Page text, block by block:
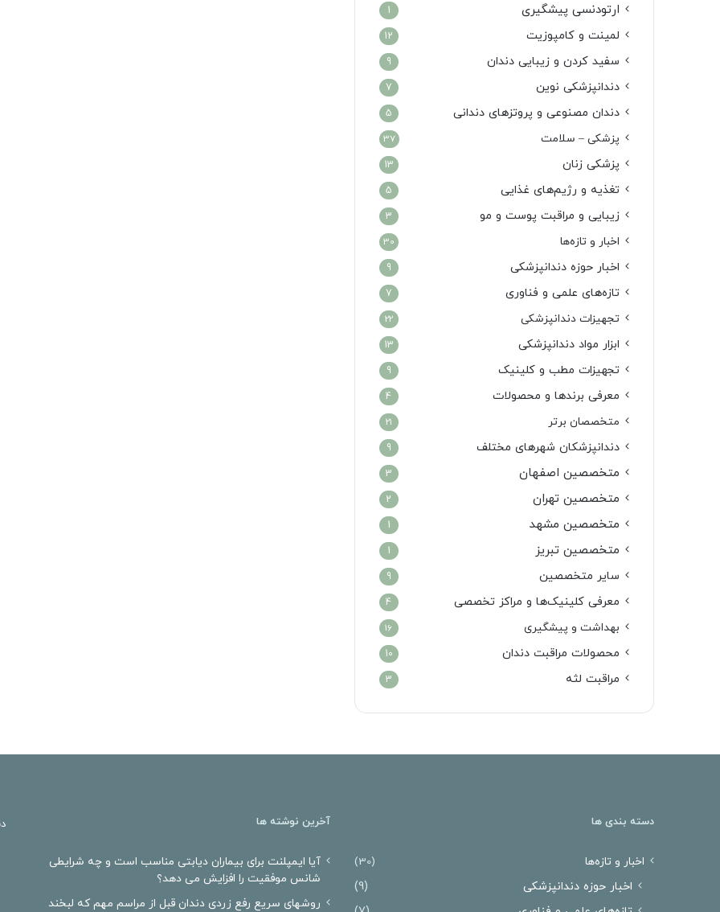
ارتودنسی پیشگیری 1
لمینت و کامپوزیت 12
سفید کردن و زیبایی دندان 9
دندانپزشکی نوین 7
دندان مصنوعی و پروتزهای دندانی 5
پزشکی – سلامت 37
پزشکی زنان 13
تغذیه و رژیم‌های غذایی 5
زیبایی و مراقبت پوست و مو 3
اخبار و تازه‌ها 30
اخبار حوزه دندانپزشکی 9
تازه‌های علمی و فناوری 7
تجهیزات دندانپزشکی 22
ابزار مواد دندانپزشکی 13
تجهیزات مطب و کلینیک 9
معرفی برندها و محصولات 4
متخصصان برتر 21
دندانپزشکان شهرهای مختلف 9
متخصصین اصفهان 3
متخصصین تهران 2
متخصصین مشهد 1
متخصصین تبریز 1
سایر متخصصین 9
معرفی کلینیک‌ها و مراکز تخصصی 4
بهداشت و پیشگیری 16
محصولات مراقبت دندان 10
مراقبت لثه 3
دسته بندی ها
اخبار و تازه‌ها (30)
اخبار حوزه دندانپزشکی
(9)
آخرین نوشته ها
آیا ایمپلنت برای بیماران دیابتی مناسب است و چه شرایطی
شانس موفقیت را افزایش می دهد؟
روشهای سریع رفع زردی دندان قبل از مراسم مهم که لبخند